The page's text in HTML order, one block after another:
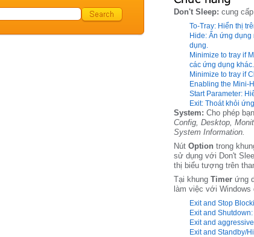
Don't Sleep: cung
To-Tray: Hiển thị
Hide: Ẩn ứng
dụng.
Minimize to tray if
các ứng dụng khác.
Minimize to tray if
Enabling the Mini-
Start Parameter:
Exit: Thoát khỏi
System: Cho phép
Config, Desktop,
System Information.
Nút Option trong
sử dụng với Don't
thị biểu tượng trên
Tại khung Timer ứng
làm việc với
Exit and Stop
Exit and
Exit and
Exit and Standby/